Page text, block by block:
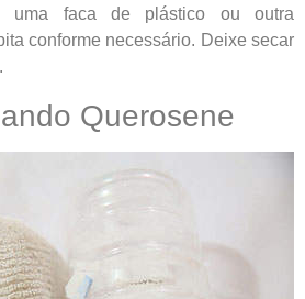
uma faca de plástico ou outra
conforme necessário. Deixe secar
Querosene